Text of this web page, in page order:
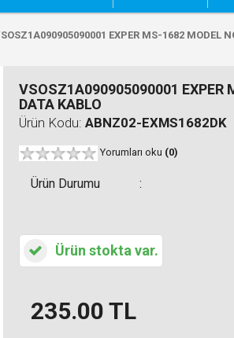
EXPER MS-1682 MODEL
VSOSZ1A090905090001 EXPER
DATA KABLO
Ürün Kodu: ABNZ02-EXMS1682DK
Yorumları oku (0)
Ürün Durumu :
Ürün stokta var.
235.00 TL